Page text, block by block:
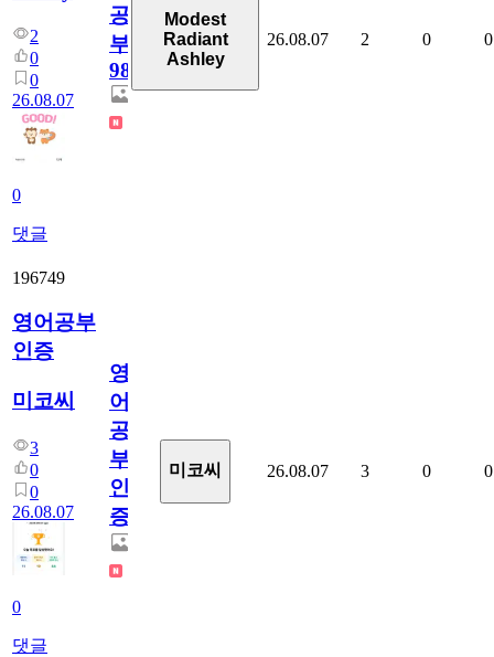
2
0
0
26.08.07
0
댓글
공
부
98
Modest
Radiant
Ashley
26.08.07 2 0 0
196749
영어공부
인증
미코씨
3
0
0
26.08.07
0
댓글
영
어
공
부
인
증
미코씨 26.08.07 3 0 0